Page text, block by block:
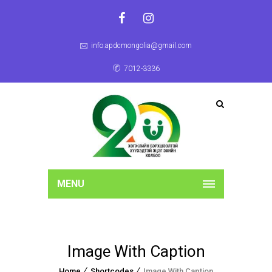
info.apdcmongolia@gmail.com
7012-3336
MENU
Image With Caption